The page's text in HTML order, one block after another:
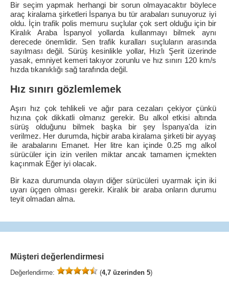
Bir seçim yapmak herhangi bir sorun olmayacaktır böylece
araç kiralama şirketleri İspanya bu tür arabaları sunuyoruz iyi
oldu. İçin trafik polis memuru suçlular çok sert olduğu için bir
Kiralık Araba İspanyol yollarda kullanmayı bilmek aynı
derecede önemlidir. Sen trafik kuralları suçluların arasında
sayılması değil. Sürüş kesinlikle yollar, Hızlı Şerit üzerinde
yasak, emniyet kemeri takıyor zorunlu ve hız sınırı 120 km/s
hızda tıkanıklığı sağ tarafında değil.
Hız sınırı gözlemlemek
Aşırı hız çok tehlikeli ve ağır para cezaları çekiyor çünkü
hızına çok dikkatli olmanız gerekir. Bu alkol etkisi altında
sürüş olduğunu bilmek başka bir şey İspanya'da izin
verilmez. Her durumda, hiçbir araba kiralama şirketi bir ayyaş
ile arabalarını Emanet. Her litre kan içinde 0.25 mg alkol
sürücüler için izin verilen miktar ancak tamamen içmekten
kaçınmak Eğer iyi olacak.
Bir kaza durumunda olayın diğer sürücüleri uyarmak için iki
uyarı üçgen olması gerekir. Kiralık bir araba onların durumu
teyit olmadan alma.
Müşteri değerlendirmesi
Değerlendirme: (4,7 üzerinden 5)